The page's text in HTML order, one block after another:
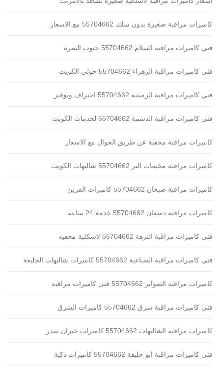
كاميرات مراقبة صغيرة بدون سلك 55704662 مع الاسعار
فني كاميرات مراقبة السلام 55704662 جنوب السرة
فني كاميرات مراقبة الزهراء 55704662 حولي الكويت
فني كاميرات مراقبة الرميثية 55704662 احتراف وتوفير
فني كاميرات مراقبة الدسمة 55704662 لخدمات الكويت
كاميرات مراقبة مخفية عن طريق الجوال مع الاسعار
كاميرات مراقبة مخيمات البر 55704662 شاليهات الكويت
كاميرات مراقبة صبحان 55704662 كاميرات القرين
كاميرات مراقبة دسمان 55704662 خدمة 24 ساعة
فني كاميرات مراقبة النزهة 55704662 لاسكلية مخفيه
فني كاميرات مراقبة الضباعية 55704662 كاميرات شاليهات الجليعة
كاميرات مراقبة الصوابر 55704662 فني كاميرات مراقبه
فني كاميرات مراقبة شرق 55704662 كاميرات الشرق
كاميرات مراقبة الشاليهات 55704662 كاميرات خيران بنيدر
فني كاميرات مراقبة ابو حليفة 55704662 كاميرات ذكية